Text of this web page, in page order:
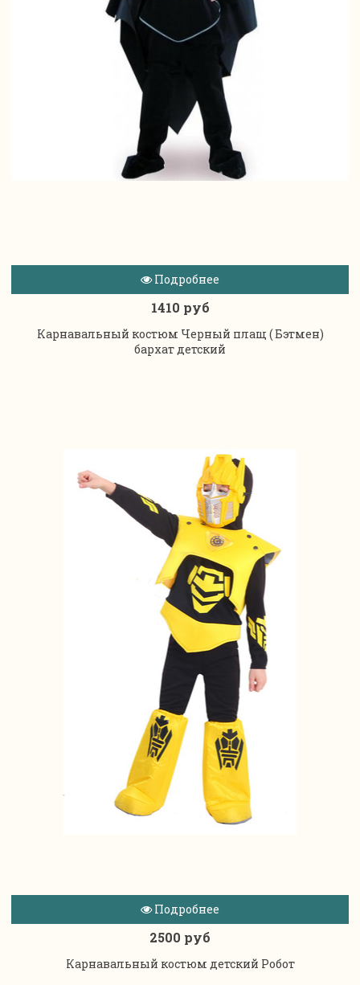
Подробнее
1410 руб
Карнавальный костюм Черный плащ ( Бэтмен)
бархат детский
Подробнее
2500 руб
Карнавальный костюм детский Робот